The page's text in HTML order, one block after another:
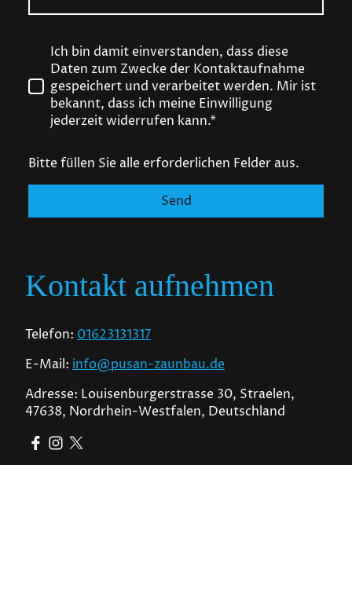
Ich bin damit einverstanden, dass diese
Daten zum Zwecke der Kontaktaufnahme
gespeichert und verarbeitet werden. Mir ist
bekannt, dass ich meine Einwilligung
jederzeit widerrufen kann.*
Bitte füllen Sie alle erforderlichen Felder aus.
Send
Kontakt aufnehmen
Telefon: 01623131317
E-Mail: info@pusan-zaunbau.de
Adresse: Louisenburgerstrasse 30, Straelen,
47638, Nordrhein-Westfalen, Deutschland